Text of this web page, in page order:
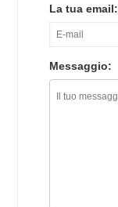
La tua email:
Messaggio: